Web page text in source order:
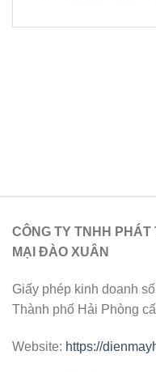
CÔNG TY TNHH
MẠI ĐÀO XUÂN
Giấy phép kinh doanh
Thành phố Hải Phòng
Website: https://